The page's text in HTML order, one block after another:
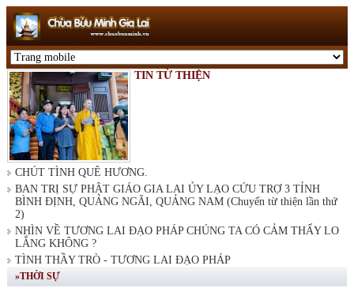
TIN TỪ THIỆN
CHÚT TÌNH QUÊ HƯƠNG.
BAN TRỊ SỰ PHẬT GIÁO GIA LAI ỦY LẠO CỨU TRỢ 3 TỈNH
BÌNH ĐỊNH, QUẢNG NGÃI, QUẢNG NAM (Chuyến từ thiện lần thứ
2)
NHÌN VỀ TƯƠNG LAI ĐẠO PHÁP CHÚNG TA CÓ CẢM THẤY LO
LẮNG KHÔNG ?
TÌNH THẦY TRÒ - TƯƠNG LAI ĐẠO PHÁP
»THỜI SỰ